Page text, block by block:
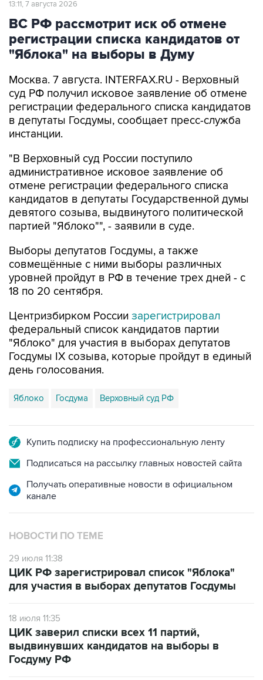
13:11, 7 августа 2026
ВС РФ рассмотрит иск об отмене
регистрации списка кандидатов от
"Яблока" на выборы в Думу
Москва. 7 августа. INTERFAX.RU - Верховный
суд РФ получил исковое заявление об отмене
регистрации федерального списка кандидатов
в депутаты Госдумы, сообщает пресс-служба
инстанции.
"В Верховный суд России поступило
административное исковое заявление об
отмене регистрации федерального списка
кандидатов в депутаты Государственной думы
девятого созыва, выдвинутого политической
партией "Яблоко"", - заявили в суде.
Выборы депутатов Госдумы, а также
совмещённые с ними выборы различных
уровней пройдут в РФ в течение трех дней - с
18 по 20 сентября.
Центризбирком России зарегистрировал
федеральный список кандидатов партии
"Яблоко" для участия в выборах депутатов
Госдумы IX созыва, которые пройдут в единый
день голосования.
Яблоко Госдума Верховный суд РФ
Купить подписку на профессиональную ленту
Подписаться на рассылку главных новостей сайта
Получать оперативные новости в официальном
канале
НОВОСТИ ПО ТЕМЕ
29 июля 11:38
ЦИК РФ зарегистрировал список "Яблока"
для участия в выборах депутатов Госдумы
18 июля 11:35
ЦИК заверил списки всех 11 партий,
выдвинувших кандидатов на выборы в
Госдуму РФ